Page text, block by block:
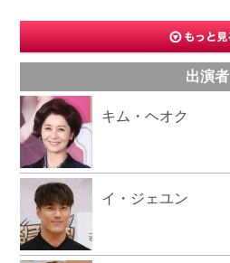
出演者
キム・ヘオク
イ・ジェユン